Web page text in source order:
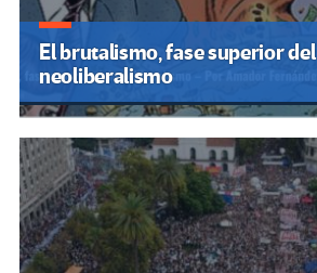
El brutalismo, fase superior del
neoliberalismo